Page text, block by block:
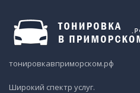
тонировкавприморском.рф
Широкий спектр услуг.